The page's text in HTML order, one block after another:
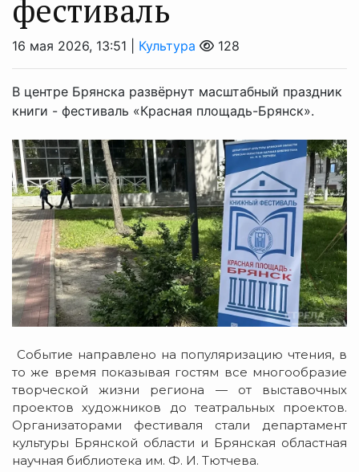
фестиваль
16 мая 2026, 13:51 | Культура 128
В центре Брянска развёрнут масштабный праздник
книги - фестиваль «Красная площадь-Брянск».
Событие направлено на популяризацию чтения, в
то же время показывая гостям все многообразие
творческой жизни региона — от выставочных
проектов художников до театральных проектов.
Организаторами фестиваля стали департамент
культуры Брянской области и Брянская областная
научная библиотека им. Ф. И. Тютчева.